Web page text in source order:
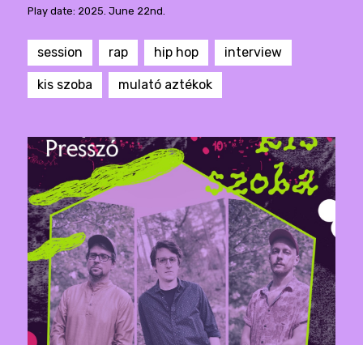
Play date: 2025. June 22nd.
session rap hip hop interview
kis szoba mulató aztékok